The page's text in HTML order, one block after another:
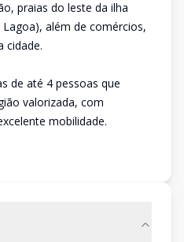
praias do leste da ilha
além de comércios,
cidade.
de até 4 pessoas que
valorizada, com
mobilidade.